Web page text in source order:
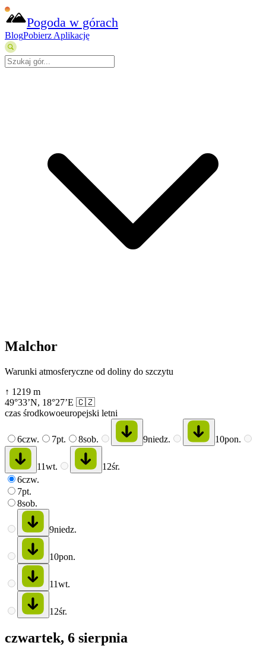
Pogoda w górach
BlogPobierz Aplikację
Malchor
Warunki atmosferyczne od doliny do szczytu
↑ 1219 m
49°33’N, 18°27’E 🇨🇿
czas środkowoeuropejski letni
6czw. 7pt. 8sob. 9niedz. 10pon.
11wt. 12śr.
6czw.
7pt.
8sob.
9niedz.
10pon.
11wt.
12śr.
czwartek, 6 sierpnia